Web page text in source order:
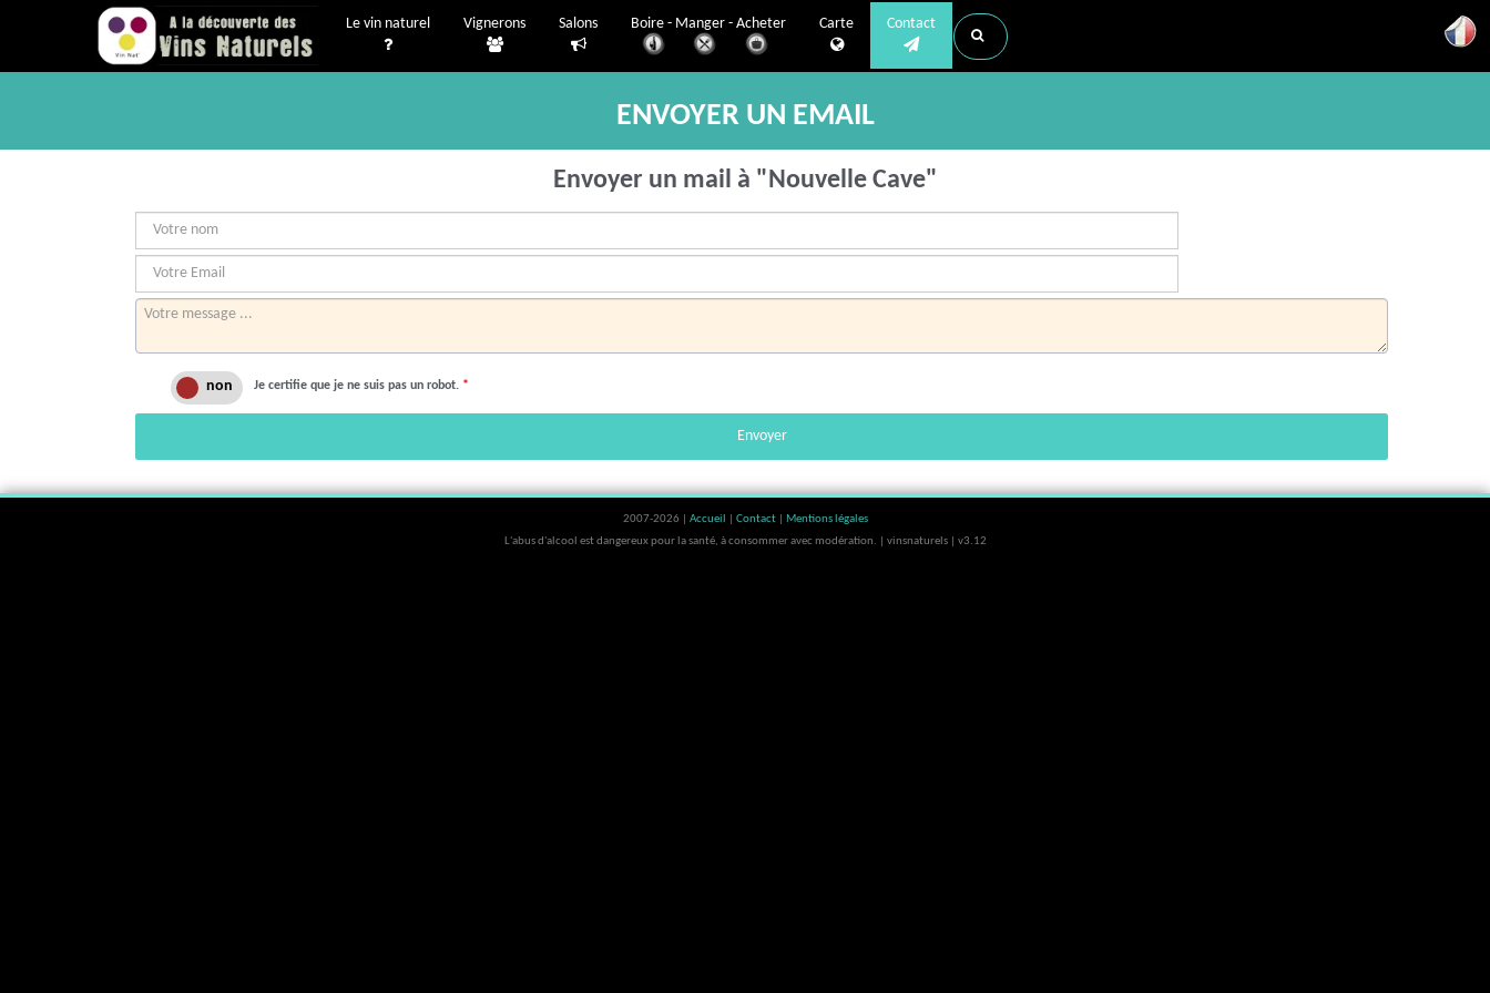
Le vin naturel Vignerons Salons Boire - Manger - Acheter Carte Contact
ENVOYER UN EMAIL
Envoyer un mail à "Nouvelle Cave"
Je certifie que je ne suis pas un robot. *
Envoyer
2007-2026 | Accueil Contact
Mentions légales
L'abus d'alcool est dangereux pour la santé, à consommer avec modération. | vinsnaturels | v3.12